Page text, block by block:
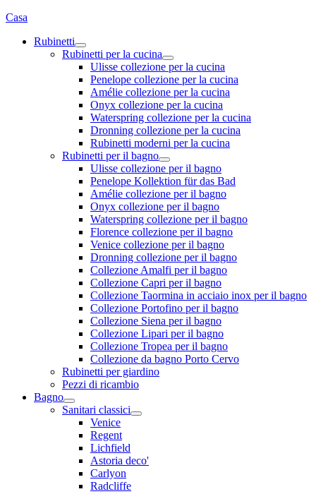
Casa
Rubinetti
Rubinetti per la cucina
Ulisse collezione per la cucina
Penelope collezione per la cucina
Amélie collezione per la cucina
Onyx collezione per la cucina
Waterspring collezione per la cucina
Dronning collezione per la cucina
Rubinetti moderni per la cucina
Rubinetti per il bagno
Ulisse collezione per il bagno
Penelope Kollektion für das Bad
Amélie collezione per il bagno
Onyx collezione per il bagno
Waterspring collezione per il bagno
Florence collezione per il bagno
Venice collezione per il bagno
Dronning collezione per il bagno
Collezione Amalfi per il bagno
Collezione Capri per il bagno
Collezione Taormina in acciaio inox per il bagno
Collezione Portofino per il bagno
Collezione Siena per il bagno
Collezione Lipari per il bagno
Collezione Tropea per il bagno
Collezione da bagno Porto Cervo
Rubinetti per giardino
Pezzi di ricambio
Bagno
Sanitari classici
Venice
Regent
Lichfield
Astoria deco'
Carlyon
Radcliffe